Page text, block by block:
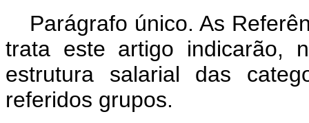
Parágrafo único. As
trata este artigo indicarão,
estrutura salarial das
referidos grupos.